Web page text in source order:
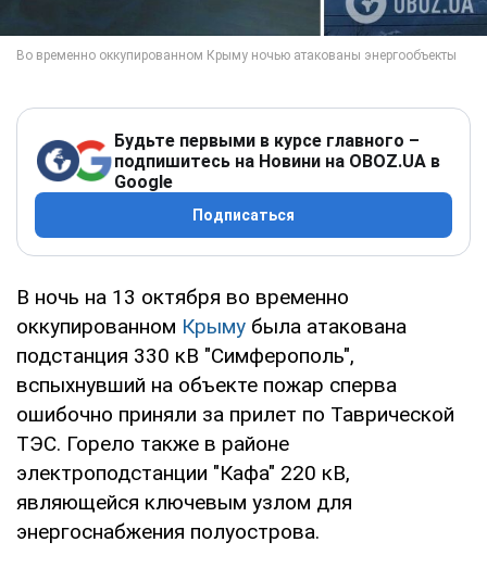
Будьте первыми в курсе главного –
подпишитесь на Новини на OBOZ.UA в
Google
Подписаться
В ночь на 13 октября во временно
оккупированном Крыму была атакована
подстанция 330 кВ "Симферополь",
вспыхнувший на объекте пожар сперва
ошибочно приняли за прилет по Таврической
ТЭС. Горело также в районе
электроподстанции "Кафа" 220 кВ,
являющейся ключевым узлом для
энергоснабжения полуострова.